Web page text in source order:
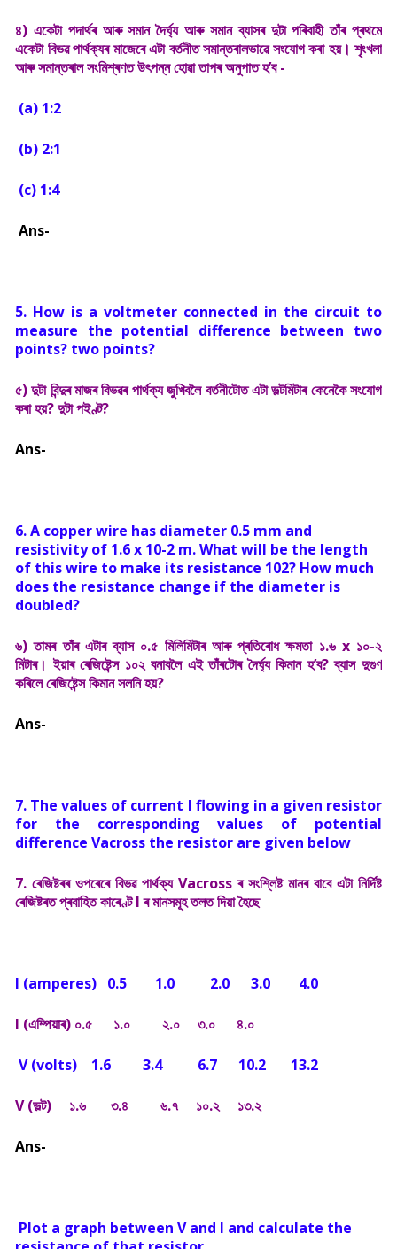
৪) একেটা পদাৰ্থৰ আৰু সমান দৈৰ্ঘ্য আৰু সমান ব্যাসৰ দুটা পৰিবাহী তাঁৰ প্ৰথমে
একেটা বিভৱ পাৰ্থক্যৰ মাজেৰে এটা বৰ্তনীত সমান্তৰালভাৱে সংযোগ কৰা হয়। শৃংখলা
আৰু সমান্তৰাল সংমিশ্ৰণত উৎপন্ন হোৱা তাপৰ অনুপাত হ’ব -
(a) 1:2
(b) 2:1
(c) 1:4
Ans-
5. How is a voltmeter connected in the circuit to
measure the potential difference between two
points? two points?
৫) দুটা বিন্দুৰ মাজৰ বিভৱৰ পাৰ্থক্য জুখিবলৈ বৰ্তনীটোত এটা ভল্টমিটাৰ কেনেকৈ সংযোগ
কৰা হয়? দুটা পইণ্ট?
Ans-
6. A copper wire has diameter 0.5 mm and
resistivity of 1.6 x 10-2 m. What will be the length
of this wire to make its resistance 102? How much
does the resistance change if the diameter is
doubled?
৬) তামৰ তাঁৰ এটাৰ ব্যাস ০.৫ মিলিমিটাৰ আৰু প্ৰতিৰোধ ক্ষমতা ১.৬ x ১০-২
মিটাৰ। ইয়াৰ ৰেজিষ্টেন্স ১০২ বনাবলৈ এই তাঁৰটোৰ দৈৰ্ঘ্য কিমান হ’ব? ব্যাস দুগুণ
কৰিলে ৰেজিষ্টেন্স কিমান সলনি হয়?
Ans-
7. The values of current I flowing in a given resistor
for the corresponding values of potential
difference Vacross the resistor are given below
7. ৰেজিষ্টৰৰ ওপৰেৰে বিভৱ পাৰ্থক্য Vacross ৰ সংশ্লিষ্ট মানৰ বাবে এটা নিৰ্দিষ্ট
ৰেজিষ্টৰত প্ৰবাহিত কাৰেণ্ট I ৰ মানসমূহ তলত দিয়া হৈছে
I (amperes) 0.5 1.0 2.0 3.0 4.0
I (এম্পিয়াৰ) ০.৫ ১.০ ২.০ ৩.০ ৪.০
V (volts) 1.6 3.4 6.7 10.2 13.2
V (ভল্ট) ১.৬ ৩.৪ ৬.৭ ১০.২ ১৩.২
Ans-
Plot a graph between V and I and calculate the